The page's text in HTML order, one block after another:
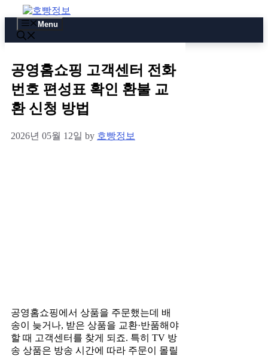
to
content
Menu
공영홈쇼핑 고객센터 전화
번호 편성표 확인 환불 교
환 신청 방법
2026년 05월 12일 by 호빵정보
공영홈쇼핑에서 상품을 주문했는데 배
송이 늦거나, 받은 상품을 교환·반품해야
할 때 고객센터를 찾게 되죠. 특히 TV 방
송 상품은 방송 시간에 따라 주문이 몰릴